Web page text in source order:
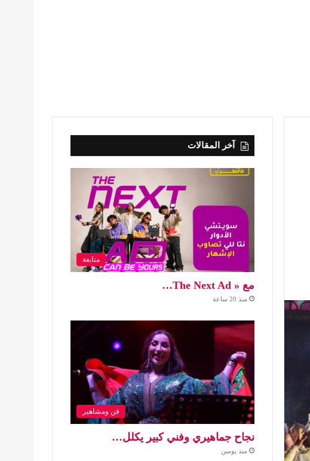
آخر المقالات
متابعة
مع « The Next Ad…
منذ 20 ساعة
فن ومشاهير
نجاح جماهيري وفني كبير يكلل…
منذ يومين